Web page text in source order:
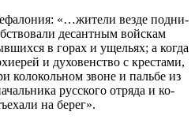
«…жи­те­ли вез­де под­ни­
де­сант­ным вой­скам
в го­рах и уще­льях; а ко­гда
и ду­хо­вен­ство с кре­ста­ми,
ко­ло­коль­ном звоне и паль­бе из
рус­ско­го от­ря­да и ко­
на бе­рег».